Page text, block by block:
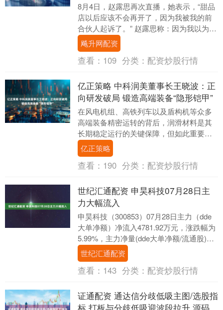
8月4日，赵露思再次直播，她表示，“甜品
店以后应该不会再开了，因为我被我的前
合伙人起诉了。” 赵露思称：因为我以为我
们是老相识，从小就认识的，所以我就没
多想，直....
飚升网配资
查看： 109 分类： 配资炒股行情
亿正策略 中科润美董事长王晓波：正
向研发破局 锻造高端装备“隐形铠甲”
在风电机组、高铁列车以及盾构机等众多
高端装备精密运转的背后，润滑材料是其
长期稳定运行的关键保障，但如此重要的
关键材料却长期被国际巨头垄断。中科润
美董事长王晓波带....
亿正策略
查看： 190 分类： 配资炒股行情
世纪汇通配资 申昊科技07月28日主
力大幅流入
申昊科技（300853）07月28日主力（dde
大单净额）净流入4781.92万元，涨跌幅为
5.99%，主力净量(dde大单净额/流通股)为
1.68%，两市排名....
世纪汇通配资
查看： 143 分类： 配资炒股行情
证通配资 通达信分歧低吸主图/选股指
标 打板与分歧低吸迎波段拉升 源码